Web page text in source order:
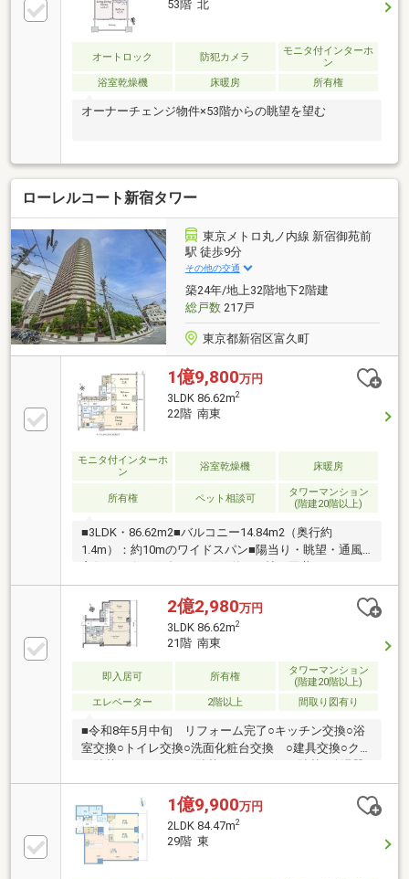
53階 北
オートロック 防犯カメラ
モニタ付インターホ
ン
浴室乾燥機
床暖房 所有権
オーナーチェンジ物件×53階からの眺望を望む
ローレルコート新宿タワー
東京メトロ丸ノ内線 新宿御苑前
駅 徒歩9分
その他の交通
築24年/地上32階地下2階建
総戸数217戸
東京都新宿区富久町
1億9,800万円
3LDK 86.62m2
22階 南東
モニタ付インターホ
ン
浴室乾燥機 床暖房
所有権 ペット相談可
タワーマンション
(階建20階以上)
■3LDK・86.62m2■バルコニー14.84m2（奥行約
1.4m）：約10mのワイドスパン■陽当り・眺望・通風
520mm■空間をすっきり見せる天井カセット型エアコ
ン(LD部分)■豊富な収納■独立型キッチン：約4.1帖■ゆ
ったりサイズ浴室：1.6m×2.0m■収納豊富な洗面化粧台
■洗浄機能付きトイレ：手洗いスペース付き■プライバ
2億2,980万円
3LDK 86.62m2
21階 南東
即入居可 所有権
タワーマンション
(階建20階以上)
エレベーター
2階以上 間取り図有り
■令和8年5月中旬 リフォーム完了○キッチン交換○浴
室交換○トイレ交換○洗面化粧台交換 ○建具交換○クロ
交換○ハウスクリーニング等■マンションの特徴
━━━・・・○近鉄不動産（株）旧分譲の「ローレル
コート」シリーズ○雨に濡れずに利用できる駐車場○コ
ンシェルジュサービス○24時間有人管理（夜間警備員
対応）○防災監視員が常駐する24時間体制のセキュリ
1億9,900万円
2LDK 84.47m2
29階 東